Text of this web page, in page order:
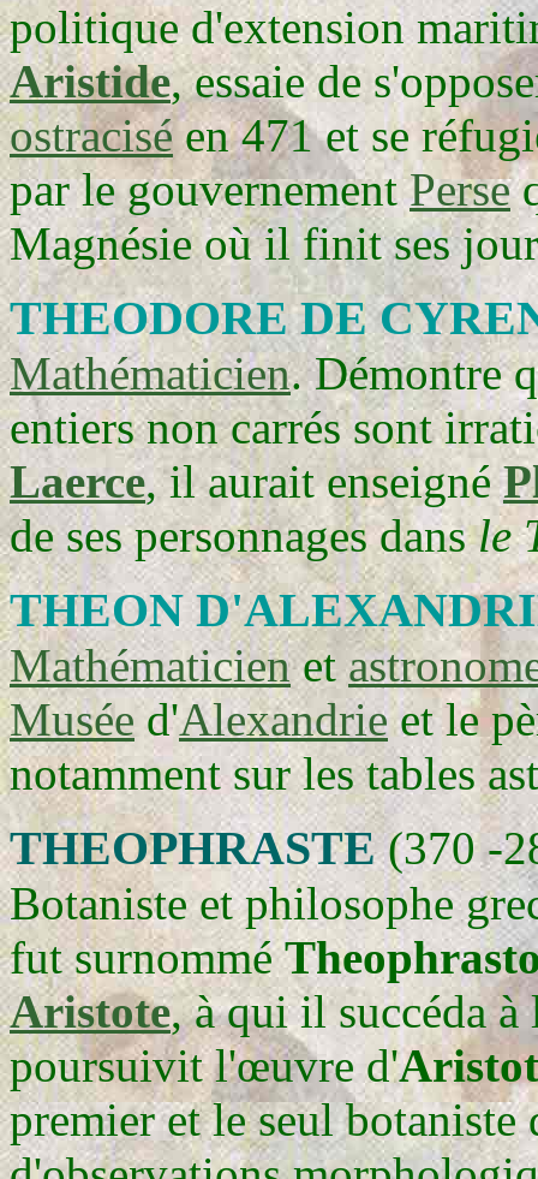
politique d'extension
Aristide, essaie de
ostraciséen 471 et se
par le gouvernementPerse
Magnésie où il finit ses
THEODORE DE
Mathématicien. Démontre
entiers non carrés sont
Laerce, il aurait enseigné
de ses personnages dansle
THEON
Mathématicienet
Muséed'Alexandrieet le
notamment sur les tables
THEOPHRASTE(370 -
Botaniste et philosophe
fut surnommé
Aristote, à qui il succéda
poursuivit l'œuvre d'
premier et le seul